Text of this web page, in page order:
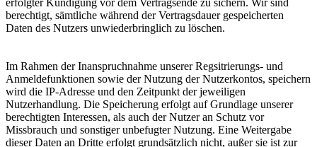
erfolgter Kündigung vor dem Vertragsende zu sichern. Wir sind
berechtigt, sämtliche während der Vertragsdauer gespeicherten
Daten des Nutzers unwiederbringlich zu löschen.
Im Rahmen der Inanspruchnahme unserer Regsitrierungs- und
Anmeldefunktionen sowie der Nutzung der Nutzerkontos, speichern
wird die IP-Adresse und den Zeitpunkt der jeweiligen
Nutzerhandlung. Die Speicherung erfolgt auf Grundlage unserer
berechtigten Interessen, als auch der Nutzer an Schutz vor
Missbrauch und sonstiger unbefugter Nutzung. Eine Weitergabe
dieser Daten an Dritte erfolgt grundsätzlich nicht, außer sie ist zur